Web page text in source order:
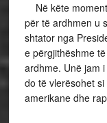
Në këte
për të ardhmen u
shtator nga
e përgjithëshme
ardhme. Unë jam
do të vlerësohet
amerikane dhe